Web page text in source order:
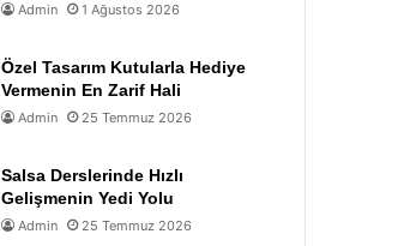
Admin 1 Ağustos 2026
Özel Tasarım Kutularla Hediye
Vermenin En Zarif Hali
Admin 25 Temmuz 2026
Salsa Derslerinde Hızlı
Gelişmenin Yedi Yolu
Admin 25 Temmuz 2026